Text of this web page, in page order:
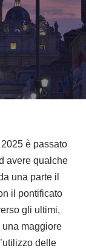
è passato
avere qualche
una parte il
il pontificato
gli ultimi,
maggiore
delle